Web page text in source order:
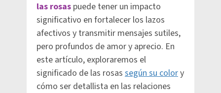
las rosas puede tener un impacto
significativo en fortalecer los lazos
afectivos y transmitir mensajes sutiles,
pero profundos de amor y aprecio. En
este artículo, exploraremos el
significado de las rosas según su colory
cómo ser detallista en las relaciones